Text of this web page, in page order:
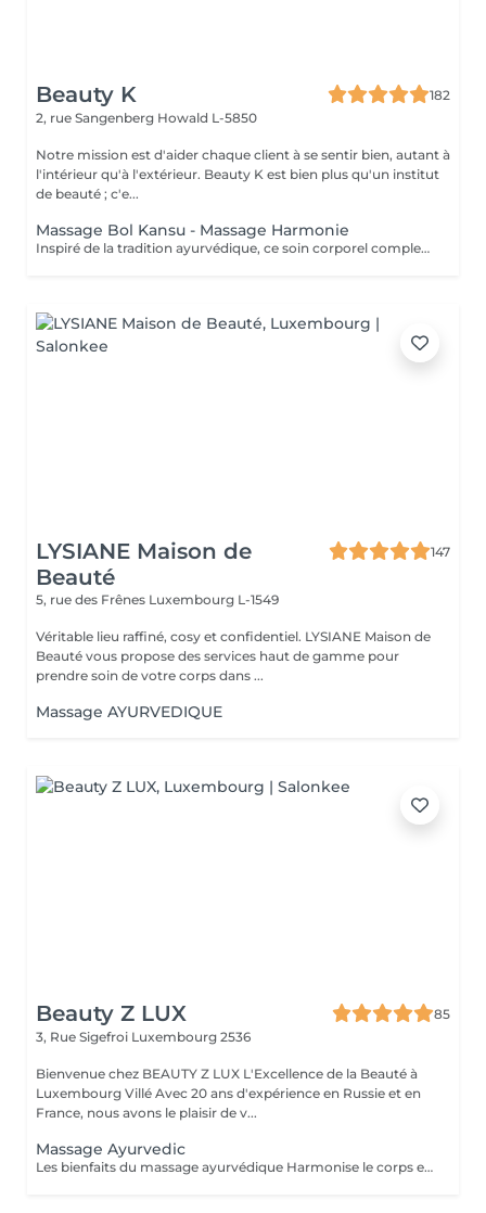
Beauty K
182
2, rue Sangenberg Howald L-5850
Notre mission est d'aider chaque client à se sentir bien, autant à
l'intérieur qu'à l'extérieur. Beauty K est bien plus qu'un institut
de beauté ; c'e...
Massage Bol Kansu - Massage Harmonie
Inspiré de la tradition ayurvédique, ce soin corporel complet, au rythme lent et doux, associe des manuvres enveloppantes et l'utilisation du bol Kansu. Il procure un profond sentiment de détente, apaisant le mental, réduisant le stress et revitalisant l'énergie pour harmoniser corps et esprit. Bienfaits corporels : Soulage les tensions musculaires Améliore la circulation sanguine et lymphatique Favorise l'élimination des toxines Optimise les échanges cellulaires Pour l'esprit : Détente profonde et apaisement mental Améliore la qualité du sommeil Combat l'insomnie et le stress Stimule la circulation énergétique, favorisant l'équilibre global
LYSIANE Maison de
Beauté
147
5, rue des Frênes Luxembourg L-1549
Véritable lieu raffiné, cosy et confidentiel. LYSIANE Maison de
Beauté vous propose des services haut de gamme pour
prendre soin de votre corps dans ...
Massage AYURVEDIQUE
Beauty Z LUX
85
3, Rue Sigefroi Luxembourg 2536
Bienvenue chez BEAUTY Z LUX L'Excellence de la Beauté à
Luxembourg Villé Avec 20 ans d'expérience en Russie et en
France, nous avons le plaisir de v...
Massage Ayurvedic
Les bienfaits du massage ayurvédique Harmonise le corps et l'esprit grâce à une approche holistique. Détend profondément, réduit le stress et apaise le mental. Améliore la circulation sanguine et lymphatique. Nourrit la peau grâce aux huiles chaudes et naturelles. Soulage les tensions musculaires et favorise un meilleur sommeil. Résultat : une sensation de bien-être global, d'équilibre et d'énergie retrouvée.